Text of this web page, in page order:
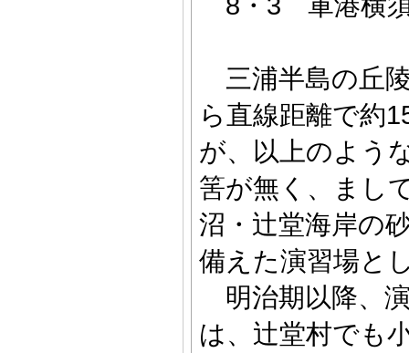
三浦半島の丘
ら直線距離で約
が、以上のよう
筈が無く、まし
沼・辻堂海岸の
備えた演習場と
明治期以降、
は、辻堂村でも